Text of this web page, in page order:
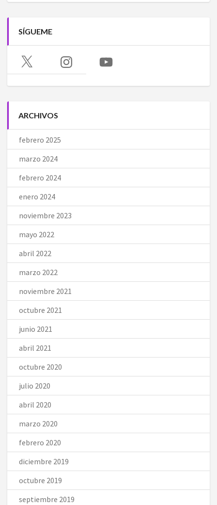
SÍGUEME
X Instagram YouTube
ARCHIVOS
febrero 2025
marzo 2024
febrero 2024
enero 2024
noviembre 2023
mayo 2022
abril 2022
marzo 2022
noviembre 2021
octubre 2021
junio 2021
abril 2021
octubre 2020
julio 2020
abril 2020
marzo 2020
febrero 2020
diciembre 2019
octubre 2019
septiembre 2019